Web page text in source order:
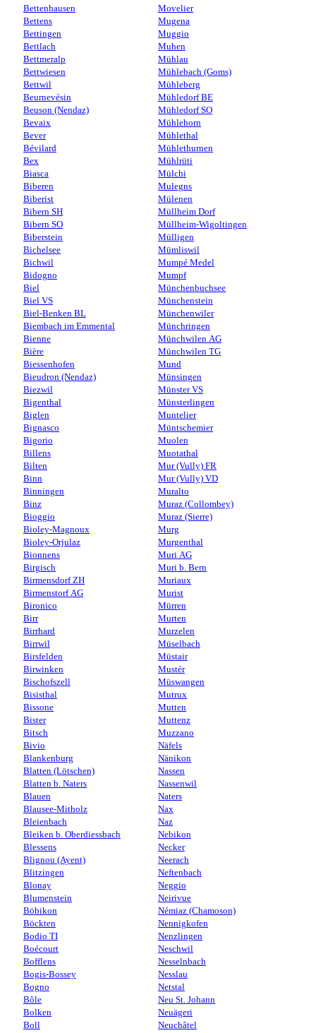
Bettenhausen
Bettens
Bettingen
Bettlach
Bettmeralp
Bettwiesen
Bettwil
Beurnevésin
Beuson (Nendaz)
Bevaix
Bever
Bévilard
Bex
Biasca
Biberen
Biberist
Bibern SH
Bibern SO
Biberstein
Bichelsee
Bichwil
Bidogno
Biel
Biel VS
Biel-Benken BL
Biembach im Emmental
Bienne
Bière
Biessenhofen
Bieudron (Nendaz)
Biezwil
Bigenthal
Biglen
Bignasco
Bigorio
Billens
Bilten
Binn
Binningen
Binz
Bioggio
Bioley-Magnoux
Bioley-Orjulaz
Bionnens
Birgisch
Birmensdorf ZH
Birmenstorf AG
Bironico
Birr
Birrhard
Birrwil
Birsfelden
Birwinken
Bischofszell
Bisisthal
Bissone
Bister
Bitsch
Bivio
Blankenburg
Blatten (Lötschen)
Blatten b. Naters
Blauen
Blausee-Mitholz
Bleienbach
Bleiken b. Oberdiessbach
Blessens
Blignou (Ayent)
Blitzingen
Blonay
Blumenstein
Böbikon
Böckten
Bodio TI
Boécourt
Bofflens
Bogis-Bossey
Bogno
Bôle
Bolken
Boll
Movelier
Mugena
Muggio
Muhen
Mühlau
Mühlebach (Goms)
Mühleberg
Mühledorf BE
Mühledorf SO
Mühlehorn
Mühlethal
Mühlethurnen
Mühlrüti
Mülchi
Mulegns
Mülenen
Müllheim Dorf
Müllheim-Wigoltingen
Mülligen
Mümliswil
Mumpé Medel
Mumpf
Münchenbuchsee
Münchenstein
Münchenwiler
Münchringen
Münchwilen AG
Münchwilen TG
Mund
Münsingen
Münster VS
Münsterlingen
Muntelier
Müntschemier
Muolen
Muotathal
Mur (Vully) FR
Mur (Vully) VD
Muralto
Muraz (Collombey)
Muraz (Sierre)
Murg
Murgenthal
Muri AG
Muri b. Bern
Muriaux
Murist
Mürren
Murten
Murzelen
Müselbach
Müstair
Mustér
Müswangen
Mutrux
Mutten
Muttenz
Muzzano
Näfels
Nänikon
Nassen
Nassenwil
Naters
Nax
Naz
Nebikon
Necker
Neerach
Neftenbach
Neggio
Neirivue
Némiaz (Chamoson)
Nennigkofen
Nenzlingen
Neschwil
Nesselnbach
Nesslau
Netstal
Neu St. Johann
Neuägeri
Neuchâtel